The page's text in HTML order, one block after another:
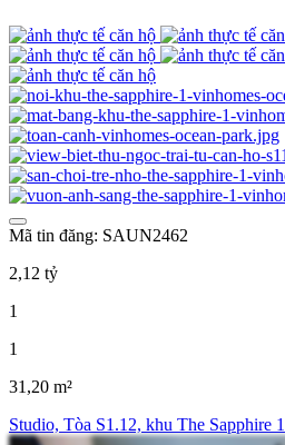
Mã tin đăng: SAUN2462
2,12 tỷ
1
1
31,20 m²
Studio, Tòa S1.12, khu The Sapphire 1